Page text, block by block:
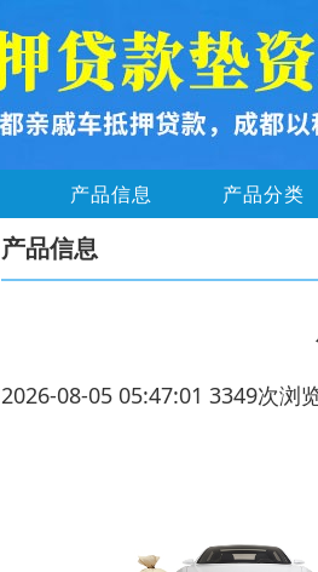
产品信息 产品分类
产品信息
2026-08-05 05:47:01 3349次浏